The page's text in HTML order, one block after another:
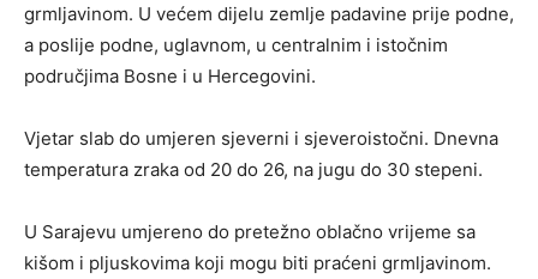
grmljavinom. U većem dijelu zemlje padavine prije podne,
a poslije podne, uglavnom, u centralnim i istočnim
područjima Bosne i u Hercegovini.
Vjetar slab do umjeren sjeverni i sjeveroistočni. Dnevna
temperatura zraka od 20 do 26, na jugu do 30 stepeni.
U Sarajevu umjereno do pretežno oblačno vrijeme sa
kišom i pljuskovima koji mogu biti praćeni grmljavinom.